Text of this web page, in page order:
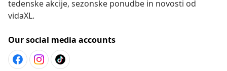
tedenske akcije, sezonske ponudbe in novosti od
vidaXL.
Our social media accounts